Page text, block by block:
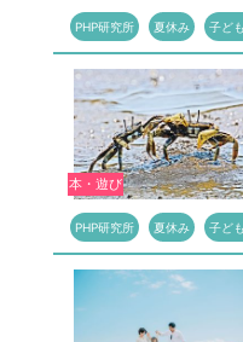
PHP研究所 夏休み 子ど
本・遊び
PHP研究所 夏休み 子ど